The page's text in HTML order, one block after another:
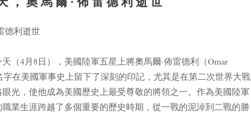
德利逝世
（4月8日），美國陸軍五星上將奧馬爾·佈雷德利（Omar
字在美國軍事史上留下了深刻的印記，尤其是在第二次世界大戰
光，使他成為美國歷史上最受尊敬的將領之一。作為美國陸軍
業生涯跨越了多個重要的歷史時期，從一戰的泥淖到二戰的勝